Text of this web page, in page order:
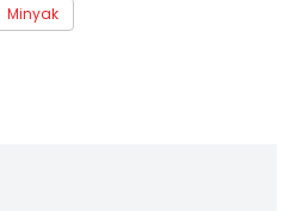
Minyak